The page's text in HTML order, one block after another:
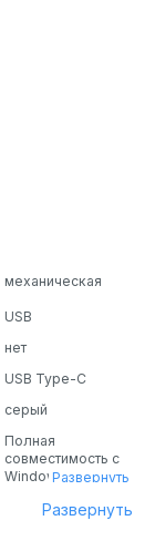
механическая
USB
нет
USB Type-C
серый
Полная
совместимость с
Windows, macOS,
Одновременное
Развернуть
Развернуть